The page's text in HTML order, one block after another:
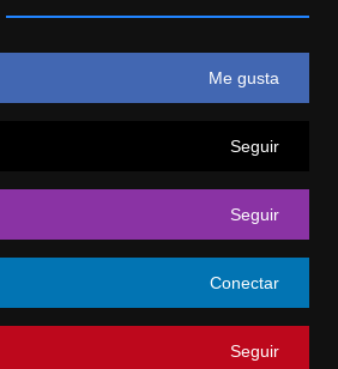
Me gusta
Seguir
Seguir
Conectar
Seguir